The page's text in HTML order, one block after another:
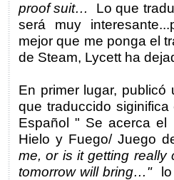
proof suit… Lo que
será muy
mejor que me ponga el
de Steam, Lycett ha
En primer lugar,
que traduccido
Español " Se acerca el
Hielo y Fuego/ Juego
me, or is it getting really
tomorrow will bring…"